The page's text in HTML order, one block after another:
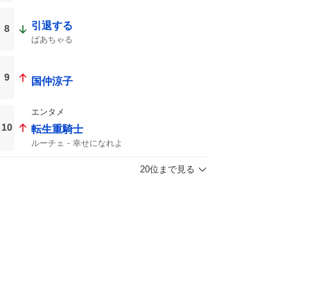
8 引退する
ばあちゃる
9 国仲涼子
10
エンタメ
転生重騎士
ルーチェ 幸せになれよ
20位まで見る